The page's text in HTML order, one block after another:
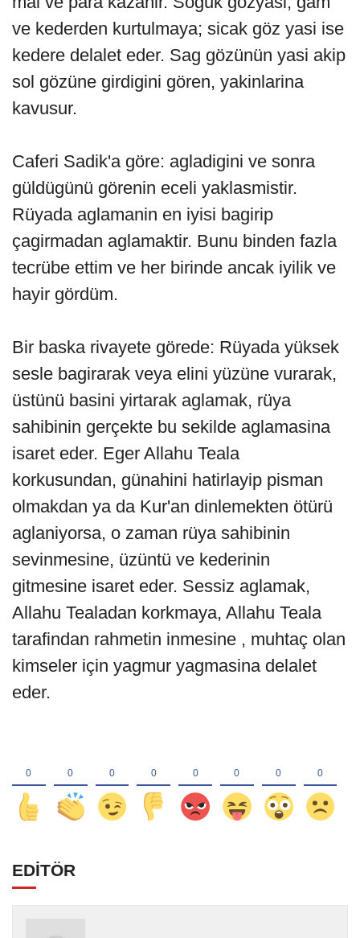
ve kederden kurtulmaya; sicak göz yasi ise
kedere delalet eder. Sag gözünün yasi akip
sol gözüne girdigini gören, yakinlarina
kavusur.
Caferi Sadik'a göre: agladigini ve sonra
güldügünü görenin eceli yaklasmistir.
Rüyada aglamanin en iyisi bagirip
çagirmadan aglamaktir. Bunu binden fazla
tecrübe ettim ve her birinde ancak iyilik ve
hayir gördüm.
Bir baska rivayete görede: Rüyada yüksek
sesle bagirarak veya elini yüzüne vurarak,
üstünü basini yirtarak aglamak, rüya
sahibinin gerçekte bu sekilde aglamasina
isaret eder. Eger Allahu Teala
korkusundan, günahini hatirlayip pisman
olmakdan ya da Kur'an dinlemekten ötürü
aglaniyorsa, o zaman rüya sahibinin
sevinmesine, üzüntü ve kederinin
gitmesine isaret eder. Sessiz aglamak,
Allahu Tealadan korkmaya, Allahu Teala
tarafindan rahmetin inmesine , muhtaç olan
kimseler için yagmur yagmasina delalet
eder.
EDİTÖR